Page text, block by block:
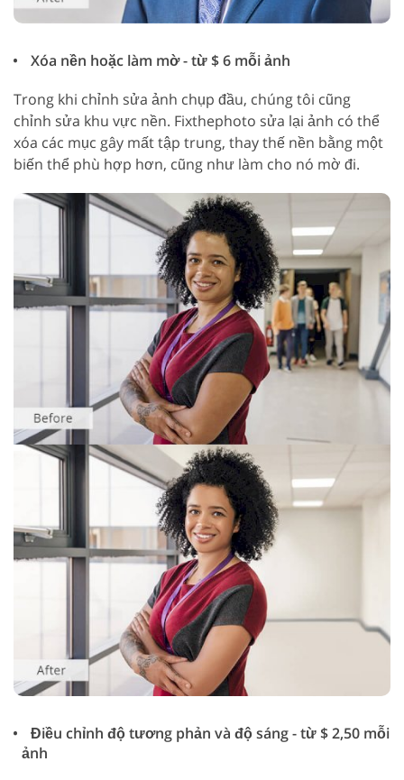
Xóa nền hoặc làm mờ - từ $ 6 mỗi ảnh
Trong khi chỉnh sửa ảnh chụp đầu, chúng tôi cũng
chỉnh sửa khu vực nền. Fixthephoto sửa lại ảnh có thể
xóa các mục gây mất tập trung, thay thế nền bằng một
biến thể phù hợp hơn, cũng như làm cho nó mờ đi.
Điều chỉnh độ tương phản và độ sáng - từ $ 2,50 mỗi
ảnh